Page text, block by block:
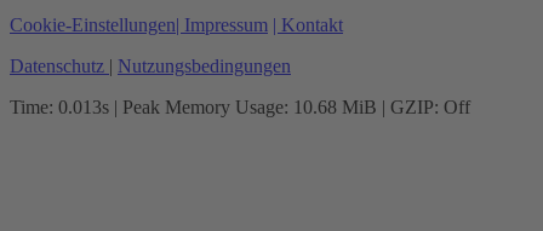
Cookie-Einstellungen| Impressum | Kontakt
Datenschutz | Nutzungsbedingungen
Time: 0.013s | Peak Memory Usage: 10.68 MiB | GZIP: Off